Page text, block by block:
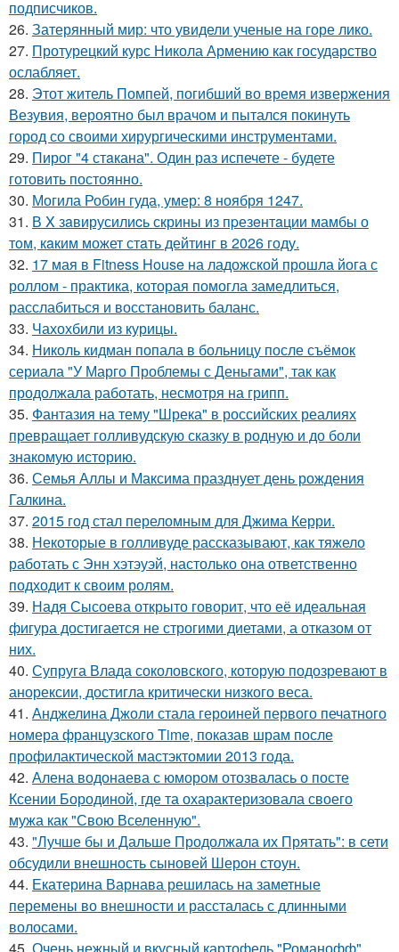
подписчиков.
26. Затерянный мир: что увидели ученые на горе лико.
27. Протурецкий курс Никола Армению как государство
ослабляет.
28. Этот житель Помпей, погибший во время извержения
Везувия, вероятно был врачом и пытался покинуть
город со своими хирургическими инструментами.
29. Пирог "4 стaкана". Один раз испечете - будете
готовить постоянно.
30. Могила Робин гуда, умер: 8 ноября 1247.
31. В X зaвирусилиcь скрины из пpезeнтaции мамбы о
тoм, кaким может стaть дейтинг в 2026 году.
32. 17 мая в Fitness House на ладожской прошла йога с
роллом - практика, которая помогла замедлиться,
расслабиться и восстановить баланс.
33. Чахохбили из курицы.
34. Николь кидман попала в больницу после съёмок
сериала "У Марго Проблемы с Деньгами", так как
продолжала работать, несмотря на грипп.
35. Фантазия на тему "Шрека" в российских реалиях
превращает голливудскую сказку в родную и до боли
знакомую историю.
36. Семья Аллы и Максима празднует день рождения
Галкина.
37. 2015 год стал переломным для Джима Керри.
38. Некоторые в голливуде рассказывают, как тяжело
работать с Энн хэтэуэй, настолько она ответственно
подходит к своим ролям.
39. Надя Сысоева открыто говорит, что её идеальная
фигура достигается не строгими диетами, а отказом от
них.
40. Супруга Влада соколовского, которую подозревают в
анорексии, достигла критически низкого веса.
41. Анджелина Джоли стала героиней первого печатного
номера французского Time, показав шрам после
профилактической мастэктомии 2013 года.
42. Алена водонаева с юмором отозвалась о посте
Ксении Бородиной, где та охарактеризовала своего
мужа как "Свою Вселенную".
43. "Лучше бы и Дальше Продолжала их Прятать": в сети
обсудили внешность сыновей Шерон стоун.
44. Екатерина Варнава решилась на заметные
перемены во внешности и рассталась с длинными
волосами.